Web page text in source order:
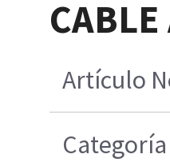
Artículo
Categoría